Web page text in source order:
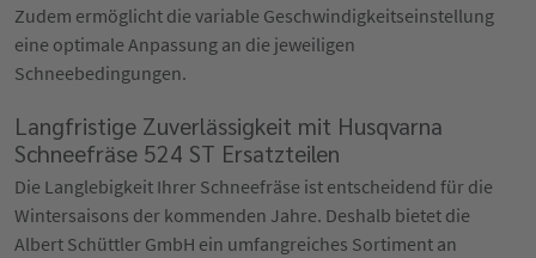
Zudem ermöglicht die variable Geschwindigkeitseinstellung
eine optimale Anpassung an die jeweiligen
Schneebedingungen.
Langfristige Zuverlässigkeit mit Husqvarna
Schneefräse 524 ST Ersatzteilen
Die Langlebigkeit Ihrer Schneefräse ist entscheidend für die
Wintersaisons der kommenden Jahre. Deshalb bietet die
Albert Schüttler GmbH ein umfangreiches Sortiment an